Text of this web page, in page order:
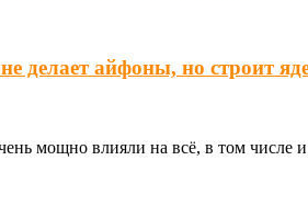
делает айфоны, но строит
мощно влияли на всё, в том числе